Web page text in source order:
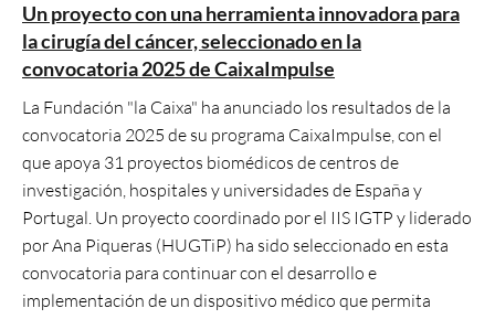
Un proyecto con una herramienta innovadora para
la cirugía del cáncer, seleccionado en la
convocatoria 2025 de CaixaImpulse
La Fundación "la Caixa" ha anunciado los resultados de la
convocatoria 2025 de su programa CaixaImpulse, con el
que apoya 31 proyectos biomédicos de centros de
investigación, hospitales y universidades de España y
Portugal. Un proyecto coordinado por el IIS IGTP y liderado
por Ana Piqueras (HUGTiP) ha sido seleccionado en esta
convocatoria para continuar con el desarrollo e
implementación de un dispositivo médico que permita